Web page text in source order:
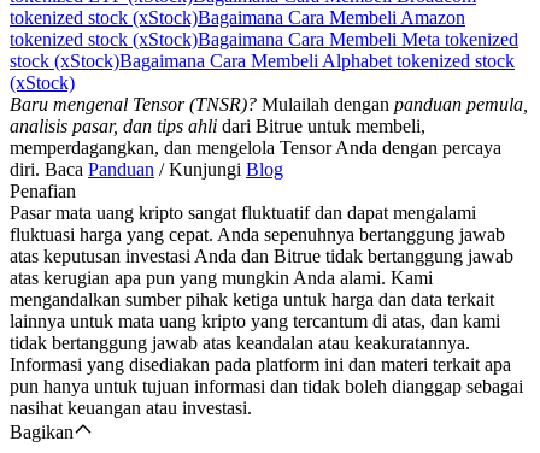
tokenized stock (xStock)Bagaimana Cara Membeli Amazon
tokenized stock (xStock)Bagaimana Cara Membeli Meta tokenized
stock (xStock)Bagaimana Cara Membeli Alphabet tokenized stock
(xStock)
Baru mengenal Tensor (TNSR)? Mulailah dengan panduan pemula,
analisis pasar, dan tips ahli dari Bitrue untuk membeli,
memperdagangkan, dan mengelola Tensor Anda dengan percaya
diri. Baca Panduan / Kunjungi Blog
Penafian
Pasar mata uang kripto sangat fluktuatif dan dapat mengalami
fluktuasi harga yang cepat. Anda sepenuhnya bertanggung jawab
atas keputusan investasi Anda dan Bitrue tidak bertanggung jawab
atas kerugian apa pun yang mungkin Anda alami. Kami
mengandalkan sumber pihak ketiga untuk harga dan data terkait
lainnya untuk mata uang kripto yang tercantum di atas, dan kami
tidak bertanggung jawab atas keandalan atau keakuratannya.
Informasi yang disediakan pada platform ini dan materi terkait apa
pun hanya untuk tujuan informasi dan tidak boleh dianggap sebagai
nasihat keuangan atau investasi.
Bagikan